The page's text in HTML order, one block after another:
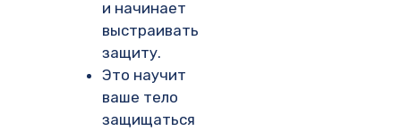
и начинает
выстраивать
защиту.
Это научит
ваше тело
защищаться